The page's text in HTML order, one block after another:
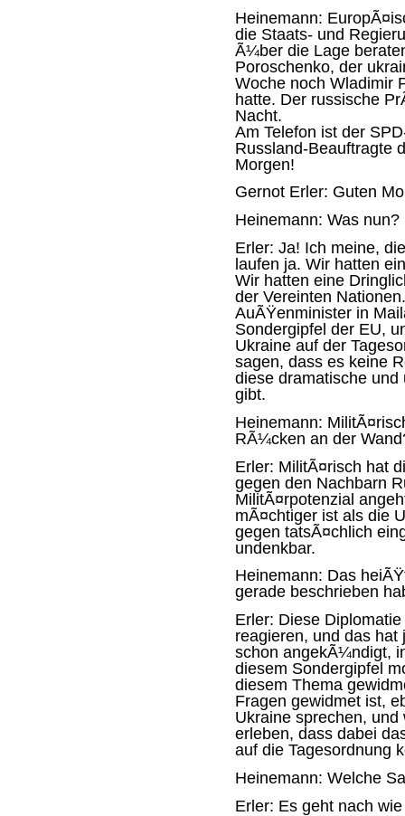
Heinemann:
die Staats- und
Ã¼ber die Lage
Poroschenko, der
Woche noch Wladimir
hatte. Der russische
Nacht.
Am Telefon ist der
Russland-Beauftragte
Morgen!
Gernot Erler: Guten
Heinemann: Was nun?
Erler: Ja! Ich meine,
laufen ja. Wir hatten
Wir hatten eine
der Vereinten
AuÃŸenminister in
Sondergipfel der EU,
Ukraine auf der
sagen, dass es keine
diese dramatische
gibt.
Heinemann:
RÃ¼cken an der
Erler: MilitÃ¤risch hat
gegen den Nachbarn
MilitÃ¤rpotenzial
mÃ¤chtiger ist als die
gegen tatsÃ¤chlich
undenkbar.
Heinemann: Das
gerade beschrieben
Erler: Diese
reagieren, und das
schon angekÃ¼ndigt,
diesem Sondergipfel
diesem Thema
Fragen gewidmet ist,
Ukraine sprechen,
erleben, dass dabei
auf die Tagesordnung
Heinemann: Welche
Erler: Es geht nach